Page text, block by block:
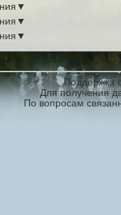
Поддержка
Для получения
По вопросам